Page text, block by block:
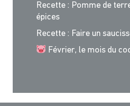
Recette : Pomme de
épices
Recette : Faire un
Février, le mois du